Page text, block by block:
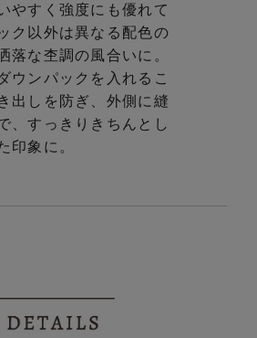
やすく強度にも優れて
ク以外は異なる配色の
落な杢調の風合いに。
ウンパックを入れるこ
出しを防ぎ、 外側に縫
、すっきりきちんとし
印象に。